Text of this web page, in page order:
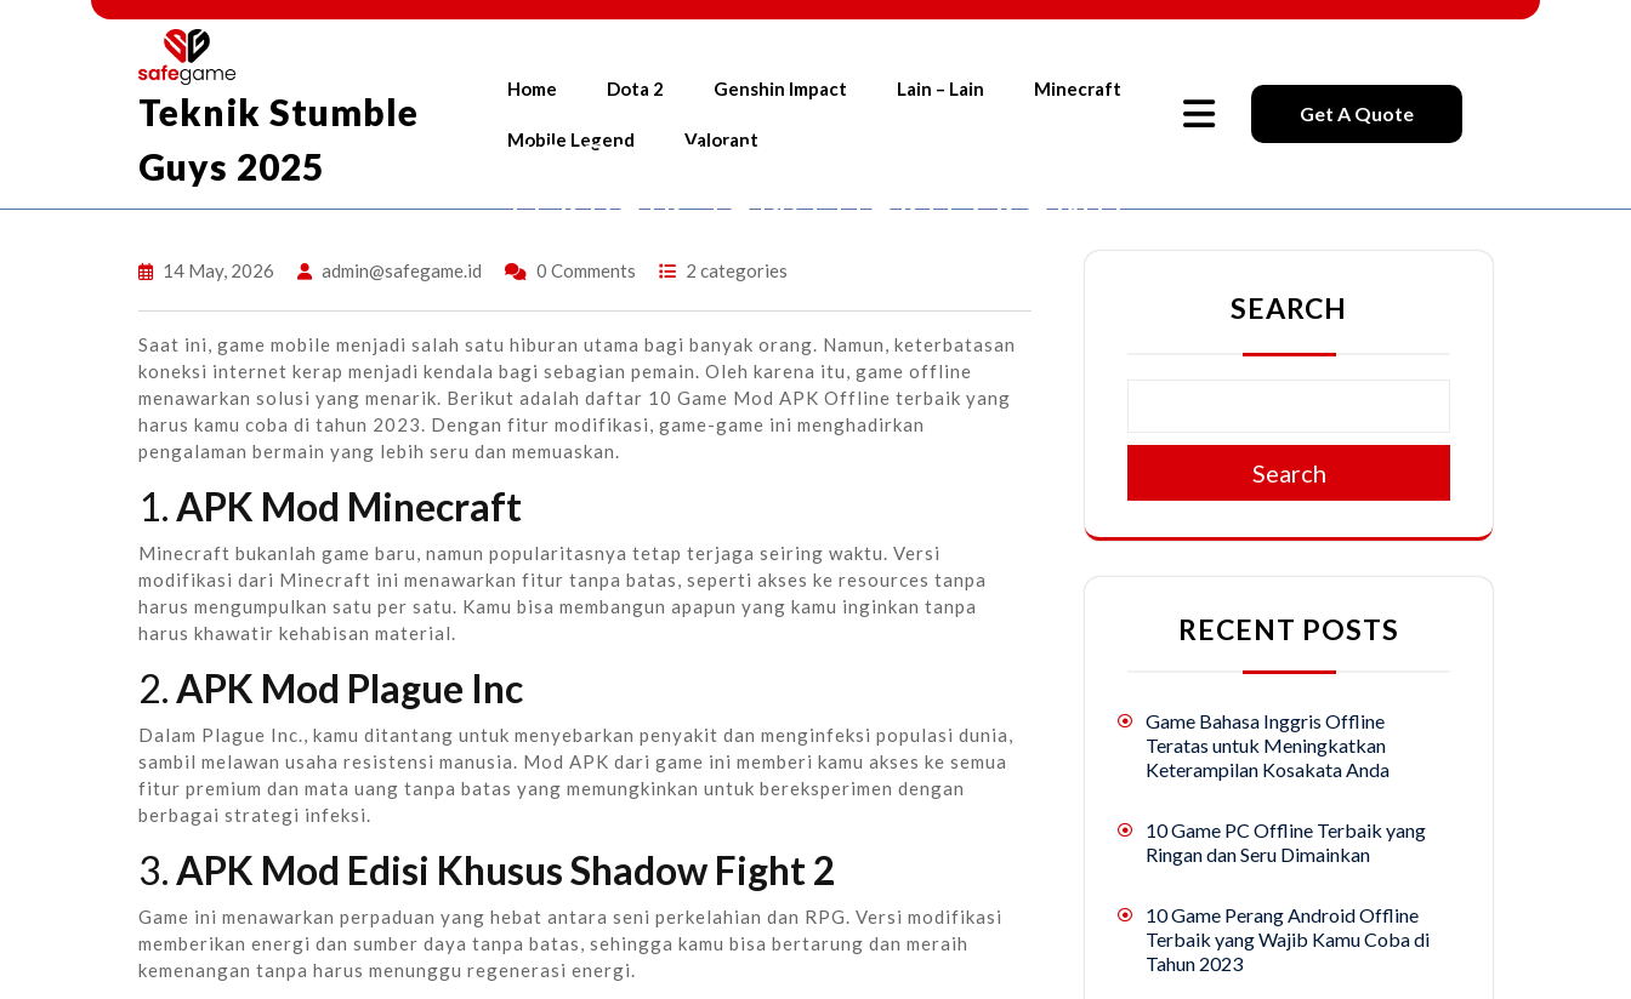
Teknik Stumble
Guys 2025
Home Dota 2 Genshin Impact Lain – Lain Minecraft
Mobile Legend Valorant
Get A Quote
10 GAME MOD APK OFFLINE
TERBAIK YANG HARUS KAMU
14 May, 2026 admin@safegame.id 0 Comments 2 categories
Saat ini, game mobile menjadi salah satu hiburan utama bagi banyak orang. Namun, keterbatasan
koneksi internet kerap menjadi kendala bagi sebagian pemain. Oleh karena itu, game offline
menawarkan solusi yang menarik. Berikut adalah daftar 10 Game Mod APK Offline terbaik yang
harus kamu coba di tahun 2023. Dengan fitur modifikasi, game-game ini menghadirkan
pengalaman bermain yang lebih seru dan memuaskan.
1. APK Mod Minecraft
Minecraft bukanlah game baru, namun popularitasnya tetap terjaga seiring waktu. Versi
modifikasi dari Minecraft ini menawarkan fitur tanpa batas, seperti akses ke resources tanpa
harus mengumpulkan satu per satu. Kamu bisa membangun apapun yang kamu inginkan tanpa
harus khawatir kehabisan material.
2. APK Mod Plague Inc
Dalam Plague Inc., kamu ditantang untuk menyebarkan penyakit dan menginfeksi populasi dunia,
sambil melawan usaha resistensi manusia. Mod APK dari game ini memberi kamu akses ke semua
fitur premium dan mata uang tanpa batas yang memungkinkan untuk bereksperimen dengan
berbagai strategi infeksi.
3. APK Mod Edisi Khusus Shadow Fight 2
Game ini menawarkan perpaduan yang hebat antara seni perkelahian dan RPG. Versi modifikasi
memberikan energi dan sumber daya tanpa batas, sehingga kamu bisa bertarung dan meraih
kemenangan tanpa harus menunggu regenerasi energi.
SEARCH
Search
RECENT POSTS
Game Bahasa Inggris Offline
Teratas untuk Meningkatkan
Keterampilan Kosakata Anda
10 Game PC Offline Terbaik yang
Ringan dan Seru Dimainkan
10 Game Perang Android Offline
Terbaik yang Wajib Kamu Coba di
Tahun 2023